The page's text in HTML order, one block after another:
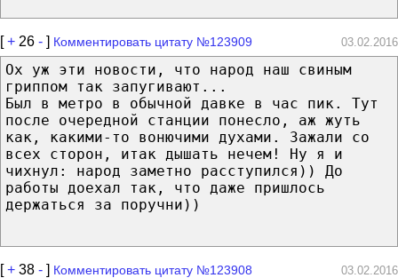
[+ 26 - ] Комментировать цитату №123909 03.02.2016
Ох уж эти новости, что народ наш свиным
гриппом так запугивают...
Был в метро в обычной давке в час пик. Тут
после очередной станции понесло, аж жуть
как, какими-то вонючими духами. Зажали со
всех сторон, итак дышать нечем! Ну я и
чихнул: народ заметно расступился)) До
работы доехал так, что даже пришлось
держаться за поручни))
[+ 38 - ] Комментировать цитату №123908 03.02.2016